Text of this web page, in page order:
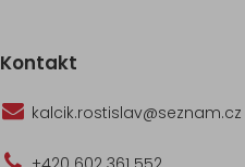
Kontakt
kalcik.rostislav@seznam.cz